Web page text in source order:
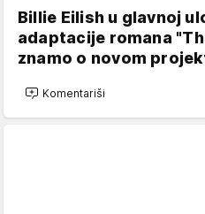
Billie Eilish u glavnoj
adaptacije romana
znamo o novom
Komentariši